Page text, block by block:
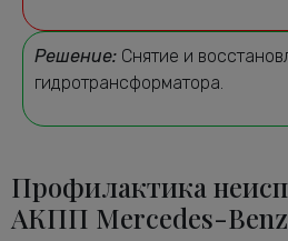
Решение: Снятие и
гидротрансформатора.
Профилактика
АКПП Mercedes-Benz